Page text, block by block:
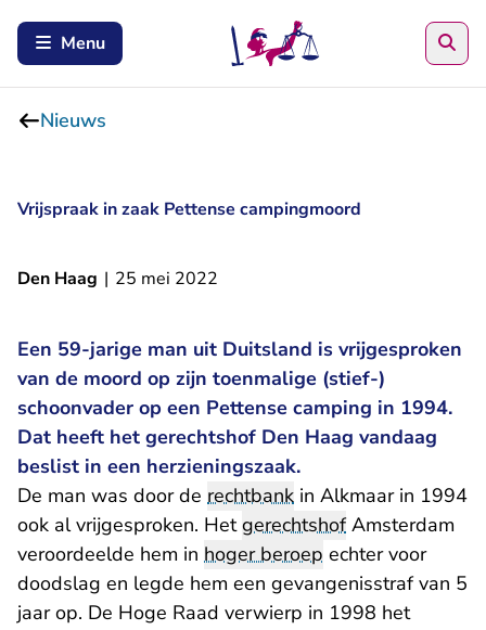
Menu
Nieuws
Vrijspraak in zaak Pettense campingmoord
Den Haag | 25 mei 2022
Een 59-jarige man uit Duitsland is vrijgesproken
van de moord op zijn toenmalige (stief-)
schoonvader op een Pettense camping in 1994.
Dat heeft het gerechtshof Den Haag vandaag
beslist in een herzieningszaak.
De man was door de rechtbank in Alkmaar in 1994
ook al vrijgesproken. HetgerechtshofAmsterdam
veroordeelde hem in hoger beroep echter voor
doodslag en legde hem een gevangenisstraf van 5
jaar op. De Hoge Raad verwierp in 1998 het